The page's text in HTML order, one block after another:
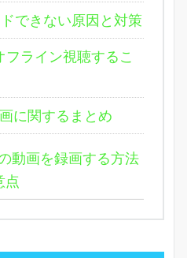
できない原因と対策
フライン視聴するこ
に関するまとめ
動画を録画する方法
点